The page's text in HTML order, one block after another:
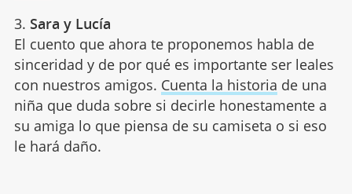
3. Sara y Lucía
El cuento que ahora te proponemos habla de
sinceridad y de por qué es importante ser leales
con nuestros amigos. Cuenta la historia de una
niña que duda sobre si decirle honestamente a
su amiga lo que piensa de su camiseta o si eso
le hará daño.